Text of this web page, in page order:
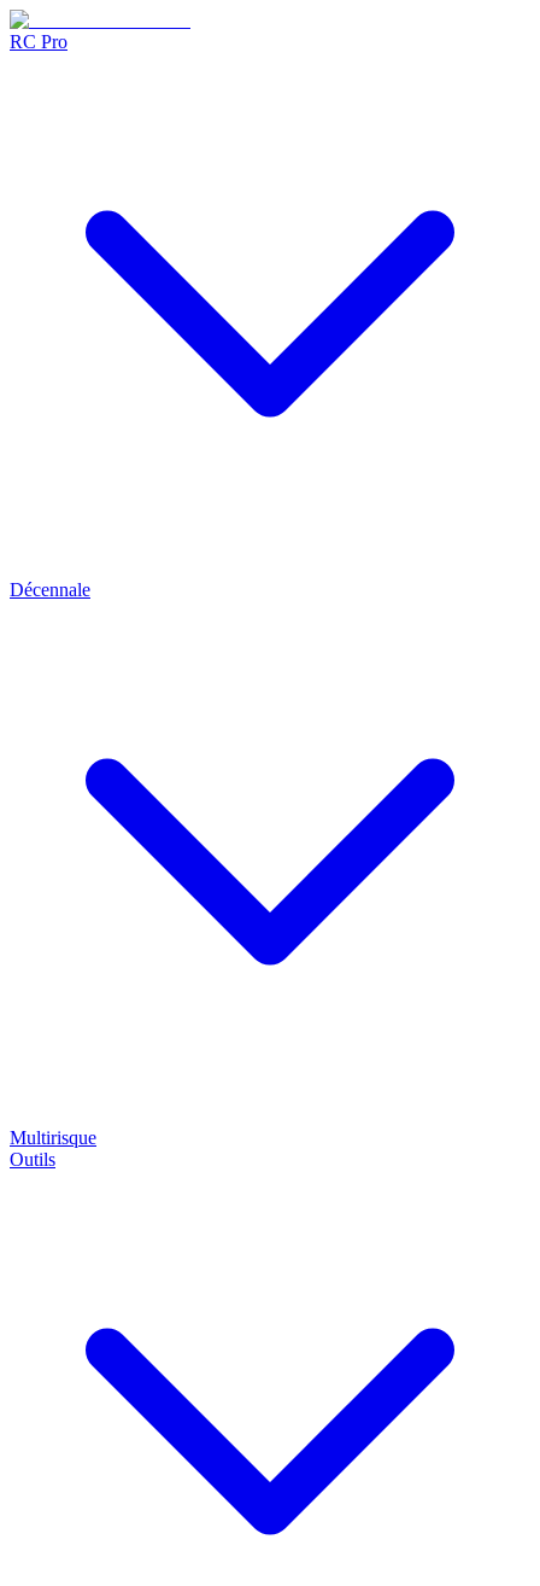
RC Pro
Décennale
Multirisque
Outils